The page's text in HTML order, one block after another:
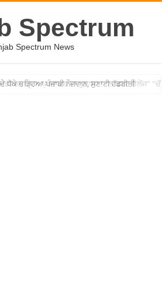
Spectrum
Spectrum News
ਧੱਕੇ ਚੜ੍ਹਿਆ ਪੰਜਾਬੀ ਨੌਜਵਾਨ, ਸੁਣਾਈ ਹੱਡਬੀਤੀ